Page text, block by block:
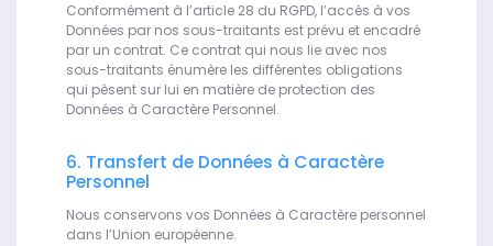
Conformément à l’article 28 du RGPD, l’accès à vos
Données par nos sous-traitants est prévu et encadré
par un contrat. Ce contrat qui nous lie avec nos
sous-traitants énumère les différentes obligations
qui pèsent sur lui en matière de protection des
Données à Caractère Personnel.
6. Transfert de Données à Caractère
Personnel
Nous conservons vos Données à Caractère personnel
dans l’Union européenne.